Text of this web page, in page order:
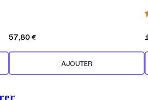
57,80 €
AJOUTER